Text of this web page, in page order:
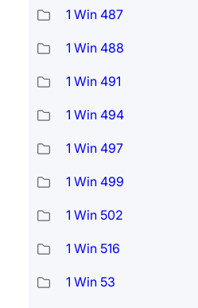
1 Win 487
1 Win 488
1 Win 491
1 Win 494
1 Win 497
1 Win 499
1 Win 502
1 Win 516
1 Win 53